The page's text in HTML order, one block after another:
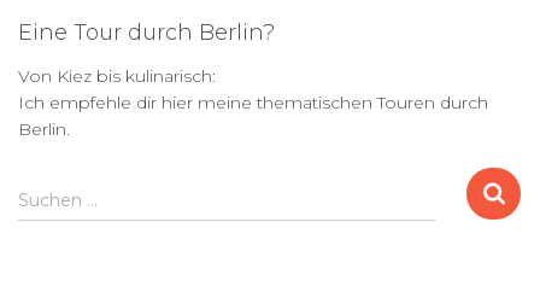
Beiträge
Eine Tour durch Berlin?
Von Kiez bis kulinarisch:
Ich empfehle dir hier meine thematischen Touren durch
Berlin.
S
u
Suchen …